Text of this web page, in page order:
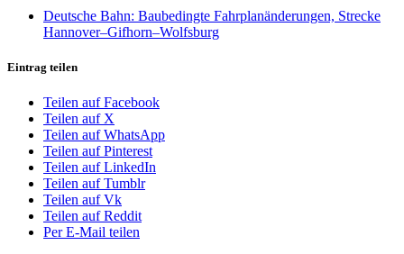
Deutsche Bahn: Baubedingte Fahrplanänderungen, Strecke
Hannover–Gifhorn–Wolfsburg
Eintrag teilen
Teilen auf Facebook
Teilen auf X
Teilen auf WhatsApp
Teilen auf Pinterest
Teilen auf LinkedIn
Teilen auf Tumblr
Teilen auf Vk
Teilen auf Reddit
Per E-Mail teilen